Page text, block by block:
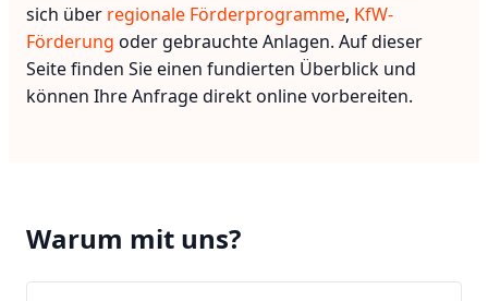
sich über regionale Förderprogramme, KfW-
Förderung oder gebrauchte Anlagen. Auf dieser
Seite finden Sie einen fundierten Überblick und
können Ihre Anfrage direkt online vorbereiten.
Warum mit uns?